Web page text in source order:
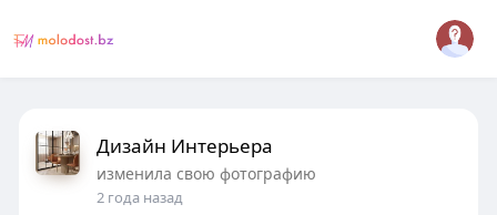
Дизайн Интерьера
изменила свою фотографию
2 года назад